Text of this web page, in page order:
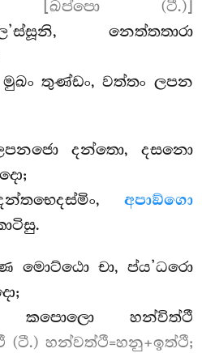
[ඛප්පො (ටී.)]
නෙත්තතාරා
තුණ්ඩං, වත්තං ලපන
දන්තො, දසනො
අපාඞ්ගො
මොට්ඨො චා, ප්ය’ධරො
කපොලො හන්විත්ථී
(ටී.) හන්වත්ථී=හනු+ඉත්ථී;